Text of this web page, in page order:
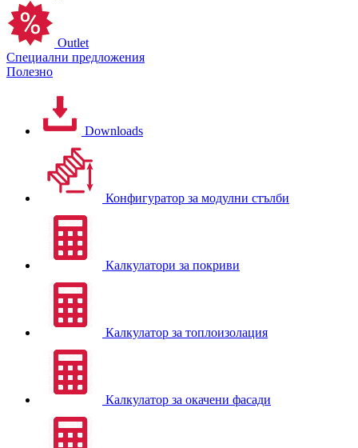
Outlet
Специални предложения
Полезно
Downloads
Конфигуратор за модулни стълби
Калкулатори за покриви
Калкулатор за топлоизолация
Калкулатор за окачени фасади